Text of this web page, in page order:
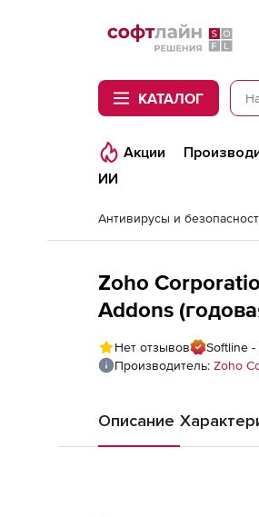
Softline
КАТАЛОГ
Акции
ИИ
Антивирусы и
Zoho
Addons
on), fee for
Нет отзывов
Softline
Производитель: Zoho
Описание